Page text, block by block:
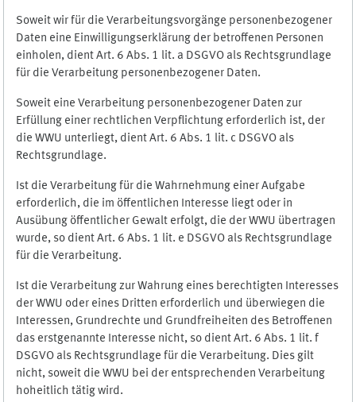
Soweit wir für die Verarbeitungsvorgänge personenbezogener
Daten eine Einwilligungserklärung der betroffenen Personen
einholen, dient Art. 6 Abs. 1 lit. a DSGVO als Rechtsgrundlage
für die Verarbeitung personenbezogener Daten.
Soweit eine Verarbeitung personenbezogener Daten zur
Erfüllung einer rechtlichen Verpflichtung erforderlich ist, der
die WWU unterliegt, dient Art. 6 Abs. 1 lit. c DSGVO als
Rechtsgrundlage.
Ist die Verarbeitung für die Wahrnehmung einer Aufgabe
erforderlich, die im öffentlichen Interesse liegt oder in
Ausübung öffentlicher Gewalt erfolgt, die der WWU übertragen
wurde, so dient Art. 6 Abs. 1 lit. e DSGVO als Rechtsgrundlage
für die Verarbeitung.
Ist die Verarbeitung zur Wahrung eines berechtigten Interesses
der WWU oder eines Dritten erforderlich und überwiegen die
Interessen, Grundrechte und Grundfreiheiten des Betroffenen
das erstgenannte Interesse nicht, so dient Art. 6 Abs. 1 lit. f
DSGVO als Rechtsgrundlage für die Verarbeitung. Dies gilt
nicht, soweit die WWU bei der entsprechenden Verarbeitung
hoheitlich tätig wird.